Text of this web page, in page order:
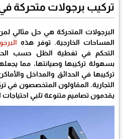
تركيب برجولات متحركة
البرجولات المتحركة هي حل مثالي
المساحات الخارجية. توفر هذه
التحكم في تغطية الظل حسب
بسهولة تركيبها وصيانتها، مما
تركيبها في الحدائق والمداخل
التجارية. المقاولون المتخصصون في
يقدمون تصاميم متنوعة تلبي احتياجات